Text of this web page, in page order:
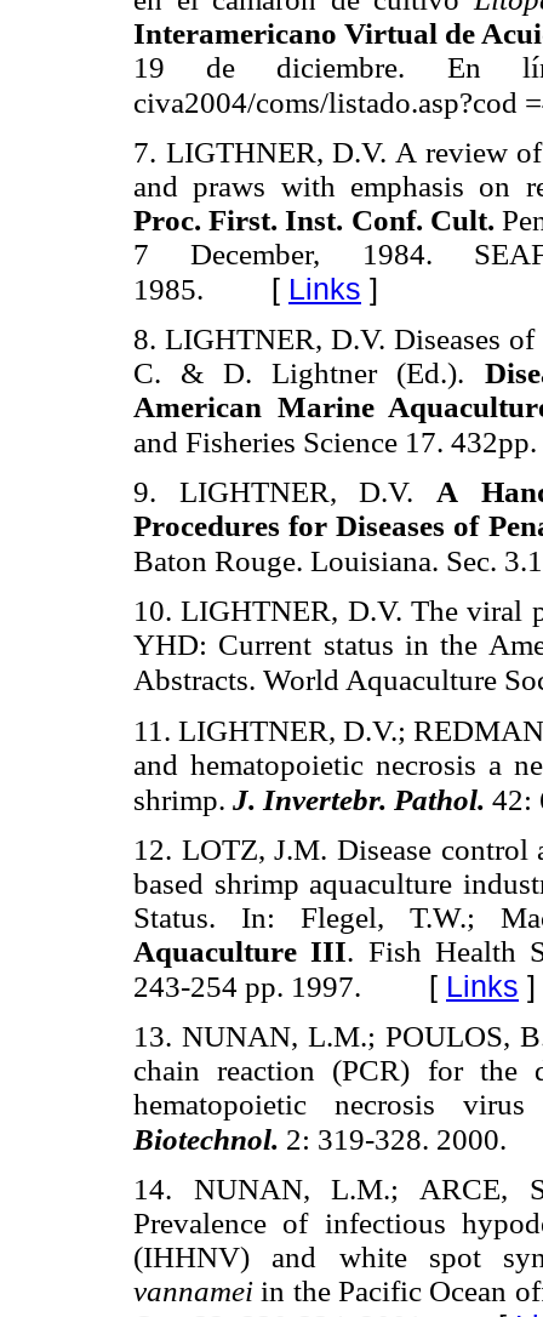
Interamericano Virtual de
19 de diciembre. En
civa2004/coms/listado.asp?cod
7. LIGTHNER, D.V. A review
and praws with emphasis on
Proc. First. Inst. Conf. Cult.
7 December, 1984.
1985. [ Links ]
8. LIGHTNER, D.V. Diseases
C. & D. Lightner (Ed.).
American Marine
and Fisheries Science 17.
9. LIGHTNER, D.V. A
Procedures for Diseases of
Baton Rouge. Louisiana. Sec.
10. LIGHTNER, D.V. The viral
YHD: Current status in the
Abstracts. World Aquaculture
11. LIGHTNER, D.V.;
and hematopoietic necrosis a
shrimp. J. Invertebr. Pathol. 42:
12. LOTZ, J.M. Disease control
based shrimp aquaculture
Status. In: Flegel, T.W.;
Aquaculture III. Fish Health
243-254 pp. 1997. [ Links ]
13. NUNAN, L.M.; POULOS,
chain reaction (PCR) for the
hematopoietic necrosis
Biotechnol. 2: 319-328. 2000.
14. NUNAN, L.M.; ARCE,
Prevalence of infectious
(IHHNV) and white spot
vannamei in the Pacific Ocean